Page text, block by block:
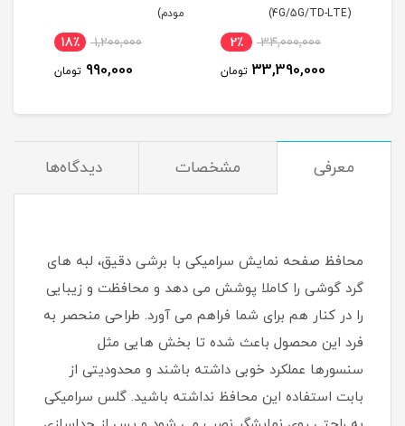
(4G/5G/TD-LTE)
34,000,000 2٪
33,390,000 تومان
مودم)
1,200,000 18٪
990,000 تومان
معرفی مشخصات دیدگاه‌ها
محافظ صفحه نمایش سرامیکی با برشی دقیق، لبه های
گرد گوشی را کاملا پوشش می دهد و محافظت و زیبایی
را در کنار هم برای شما فراهم می آورد. طراحی منحصر به
فرد این محصول باعث شده تا بخش هایی مثل
سنسورها عملکرد خوبی داشته باشند و محدودیتی از
بابت استفاده این محافظ نداشته باشید. گلس سرامیکی